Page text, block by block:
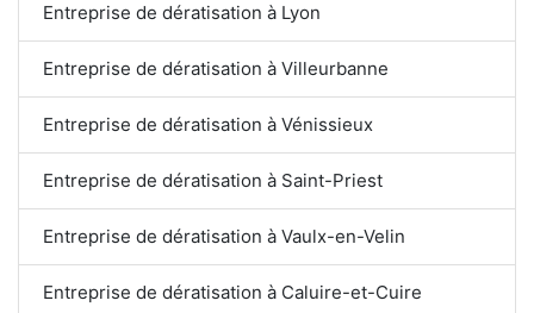
Entreprise de dératisation à Lyon
Entreprise de dératisation à Villeurbanne
Entreprise de dératisation à Vénissieux
Entreprise de dératisation à Saint-Priest
Entreprise de dératisation à Vaulx-en-Velin
Entreprise de dératisation à Caluire-et-Cuire